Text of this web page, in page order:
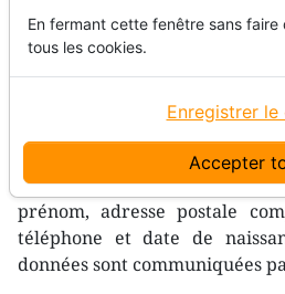
nom, prénom, adresse
mail et téléphone, telles
inscription à une newsletter
d'un compte personnel sur
prénom, adresse postale
téléphone et date de
données sont communiquées
En fermant cette fenêtre sans
tous les cookies.
Accepter
Enregistrer le